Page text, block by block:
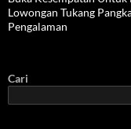
Lowongan Tukang
Pengalaman
Cari